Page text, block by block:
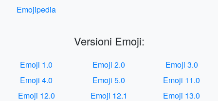
Emojipedia
Versioni Emoji:
Emoji 1.0 Emoji 2.0
Emoji 3.0
Emoji 4.0
Emoji 5.0
Emoji 11.0
Emoji 12.0
Emoji 12.1 Emoji 13.0